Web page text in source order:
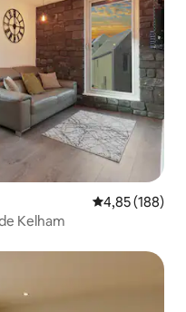
Note
4,85 (188)
Kelham
plus aimés